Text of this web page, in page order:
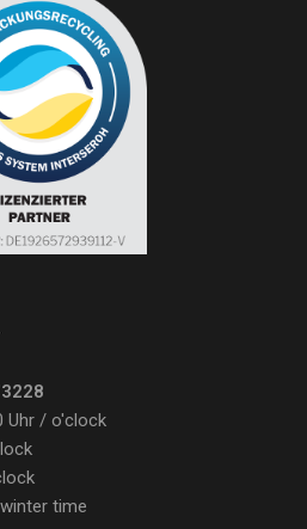
Uhr / o'clock
time